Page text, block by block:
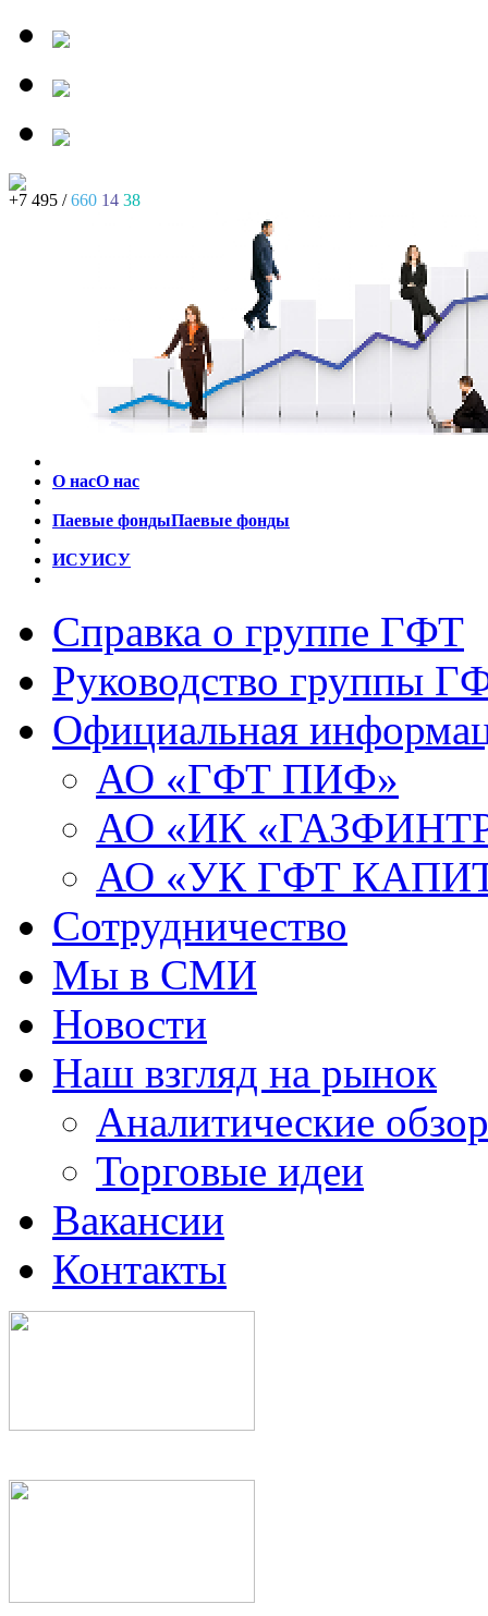
+7 495 / 660 14 38
О насО нас
Паевые фондыПаевые фонды
ИСУИСУ
Справка о группе ГФТ
Руководство группы
Официальная
АО «ГФТ ПИФ»
АО «ИК
АО «УК ГФТ
Сотрудничество
Мы в СМИ
Новости
Наш взгляд на рынок
Аналитические
Торговые идеи
Вакансии
Контакты